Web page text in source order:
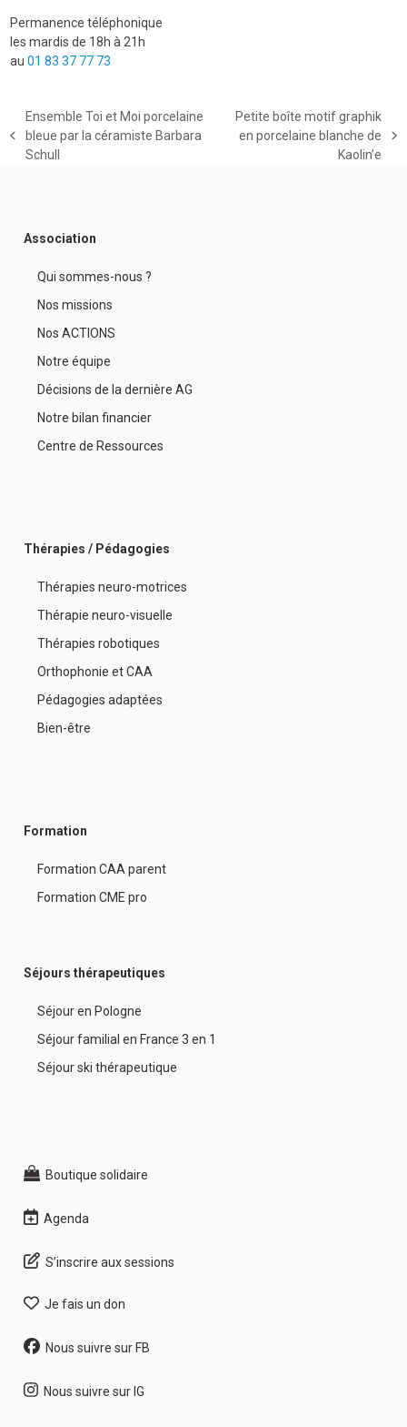
Permanence téléphonique
les mardis de 18h à 21h
au01 83 37 77 73
previous
post:
Ensemble Toi et Moi porcelaine
bleue par la céramiste Barbara
Schull
next
Petite boîte motif graphik
en porcelaine blanche de
Kaolin’e
Association
Qui sommes-nous ?
Nos missions
Nos ACTIONS
Notre équipe
Décisions de la dernière AG
Notre bilan financier
Centre de Ressources
Thérapies / Pédagogies
Thérapies neuro-motrices
Thérapie neuro-visuelle
Thérapies robotiques
Orthophonie et CAA
Pédagogies adaptées
Bien-être
Formation
Formation CAA parent
Formation CME pro
Séjours thérapeutiques
Séjour en Pologne
Séjour familial en France 3 en 1
Séjour ski thérapeutique
Boutique solidaire
Agenda
S’inscrire aux sessions
Je fais un don
Nous suivre sur FB
Nous suivre sur IG